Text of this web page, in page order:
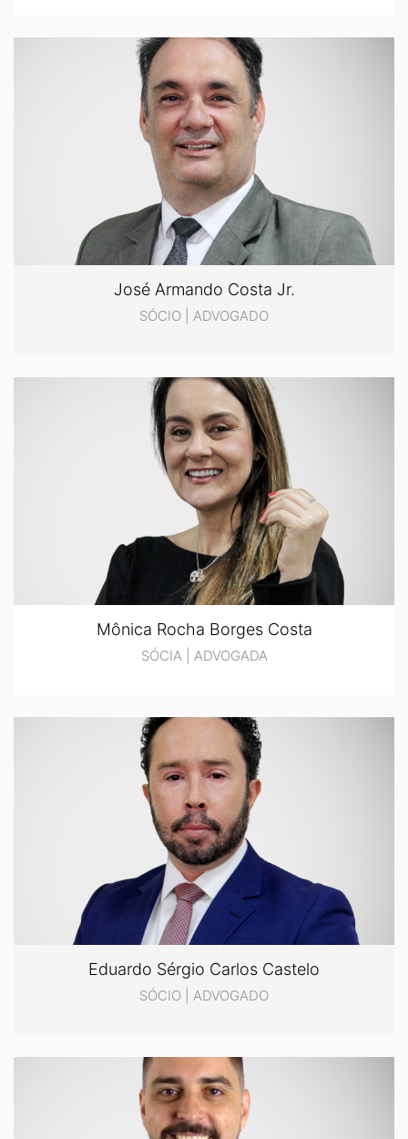
José Armando Costa Jr.
SÓCIO | ADVOGADO
Mônica Rocha Borges Costa
SÓCIA | ADVOGADA
Eduardo Sérgio Carlos Castelo
SÓCIO | ADVOGADO